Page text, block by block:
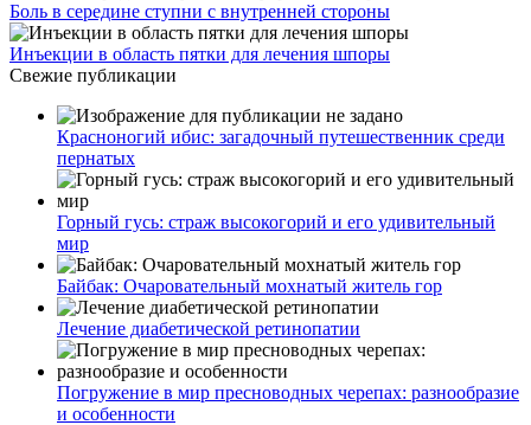
Боль в середине ступни с внутренней стороны
Инъекции в область пятки для лечения шпоры
Свежие публикации
Красноногий ибис: загадочный путешественник среди
пернатых
Горный гусь: страж высокогорий и его удивительный
мир
Байбак: Очаровательный мохнатый житель гор
Лечение диабетической ретинопатии
Погружение в мир пресноводных черепах: разнообразие
и особенности